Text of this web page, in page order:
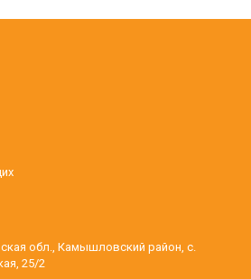
обл., Камышловский район, с.
25/2